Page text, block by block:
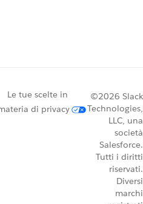
Le tue scelte in
di privacy
©2026 Slack
Technologies,
LLC, una
società
Salesforce.
Tutti i diritti
riservati.
Diversi
marchi